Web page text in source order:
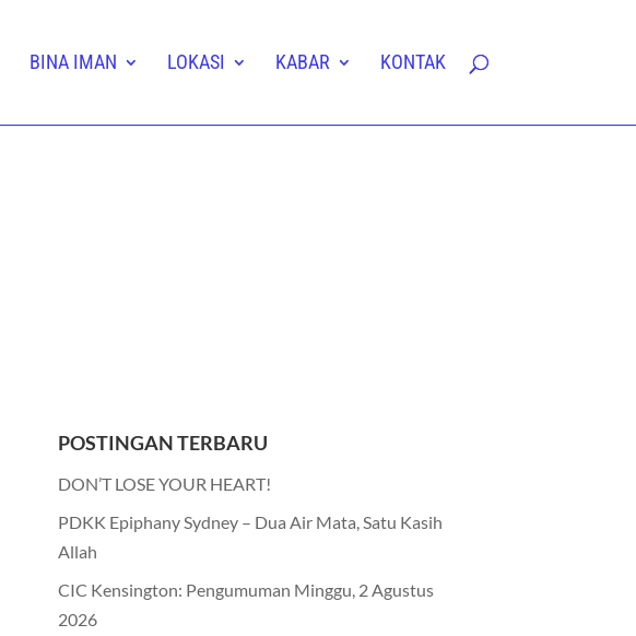
BINA IMAN LOKASI KABAR KONTAK
POSTINGAN TERBARU
DON’T LOSE YOUR HEART!
PDKK Epiphany Sydney – Dua Air Mata, Satu Kasih
Allah
CIC Kensington: Pengumuman Minggu, 2 Agustus
2026